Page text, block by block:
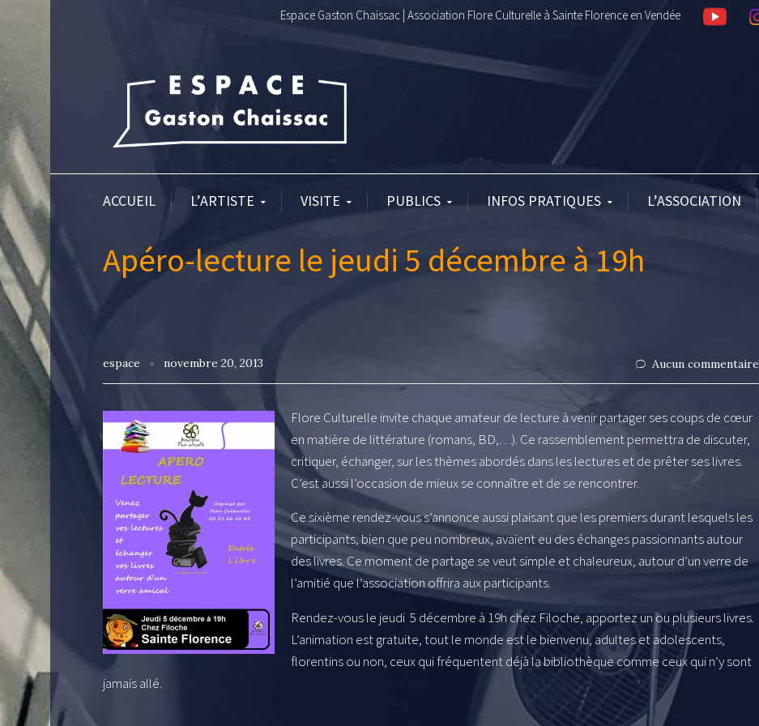
Espace Gaston Chaissac | Association Flore Culturelle à Sainte Florence en Vendée
ACCUEIL L’ARTISTE VISITE PUBLICS INFOS PRATIQUES L’ASSOCIATION
Apéro-lecture le jeudi 5 décembre à 19h
espace novembre 20, 2013 Aucun commentaire
Flore Culturelle invite chaque amateur de lecture à venir partager ses coups de cœur
en matière de littérature (romans, BD,…). Ce rassemblement permettra de discuter,
critiquer, échanger, sur les thèmes abordés dans les lectures et de prêter ses livres.
C’est aussi l’occasion de mieux se connaître et de se rencontrer.
Ce sixième rendez-vous s’annonce aussi plaisant que les premiers durant lesquels les
participants, bien que peu nombreux, avaient eu des échanges passionnants autour
des livres. Ce moment de partage se veut simple et chaleureux, autour d’un verre de
l’amitié que l’association offrira aux participants.
Rendez-vous le jeudi 5 décembre à 19h chez Filoche, apportez un ou plusieurs livres.
L’animation est gratuite, tout le monde est le bienvenu, adultes et adolescents,
florentins ou non, ceux qui fréquentent déjà la bibliothèque comme ceux qui n’y sont
jamais allé.